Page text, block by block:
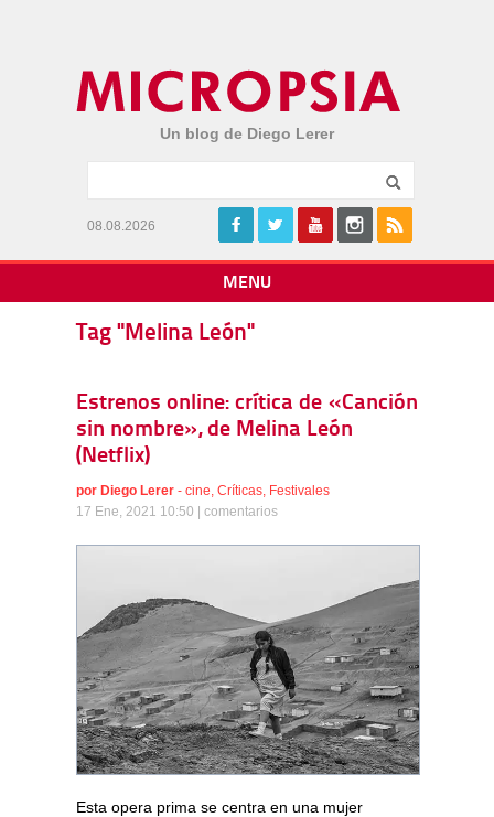
Un blog de Diego Lerer
08.08.2026
MENU
Tag "Melina León"
Estrenos online: crítica de «Canción
sin nombre», de Melina León
(Netflix)
por Diego Lerer - cine, Críticas, Festivales
17 Ene, 2021 10:50 | comentarios
Esta opera prima se centra en una mujer